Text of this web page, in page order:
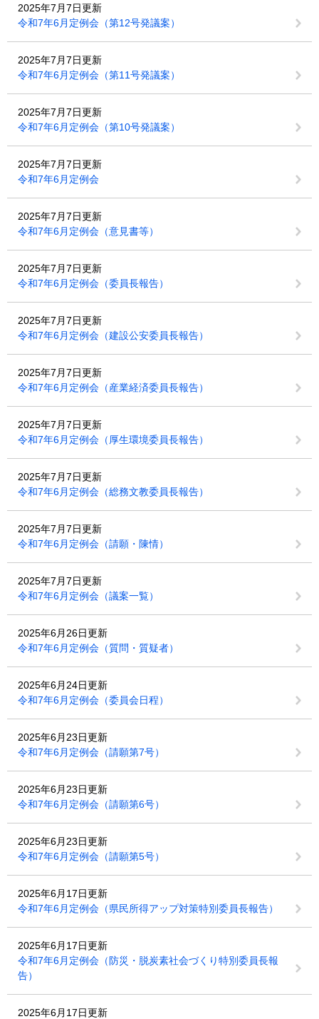
2025年7月7日更新
令和7年6月定例会（第12号発議案）
2025年7月7日更新
令和7年6月定例会（第11号発議案）
2025年7月7日更新
令和7年6月定例会（第10号発議案）
2025年7月7日更新
令和7年6月定例会
2025年7月7日更新
令和7年6月定例会（意見書等）
2025年7月7日更新
令和7年6月定例会（委員長報告）
2025年7月7日更新
令和7年6月定例会（建設公安委員長報告）
2025年7月7日更新
令和7年6月定例会（産業経済委員長報告）
2025年7月7日更新
令和7年6月定例会（厚生環境委員長報告）
2025年7月7日更新
令和7年6月定例会（総務文教委員長報告）
2025年7月7日更新
令和7年6月定例会（請願・陳情）
2025年7月7日更新
令和7年6月定例会（議案一覧）
2025年6月26日更新
令和7年6月定例会（質問・質疑者）
2025年6月24日更新
令和7年6月定例会（委員会日程）
2025年6月23日更新
令和7年6月定例会（請願第7号）
2025年6月23日更新
令和7年6月定例会（請願第6号）
2025年6月23日更新
令和7年6月定例会（請願第5号）
2025年6月17日更新
令和7年6月定例会（県民所得アップ対策特別委員長報告）
2025年6月17日更新
令和7年6月定例会（防災・脱炭素社会づくり特別委員長報
告）
2025年6月17日更新